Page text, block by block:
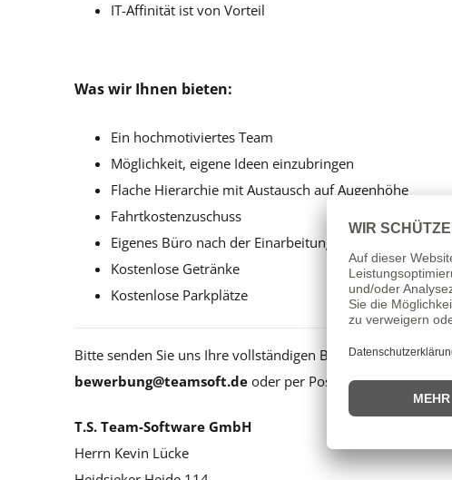
IT-Affinität ist von Vorteil
Was wir Ihnen bieten:
Ein hochmotiviertes Team
Möglichkeit, eigene Ideen einzubringen
Flache Hierarchie mit Austausch auf Augenhöhe
Fahrtkostenzuschuss
Eigenes Büro nach der Einarbeitungsphase
Kostenlose Getränke
Kostenlose Parkplätze
Bitte senden Sie uns Ihre vollständigen
bewerbung@teamsoft.de oder per Post an:
T.S. Team-Software GmbH
Herrn Kevin Lücke